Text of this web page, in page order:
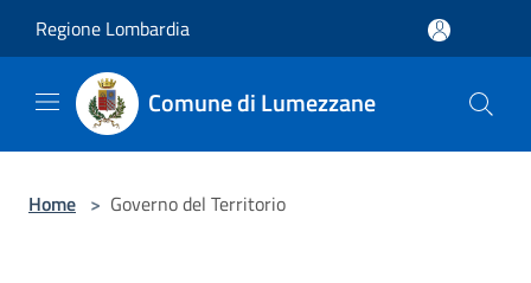
Regione Lombardia
Comune di Lumezzane
Home > Governo del Territorio